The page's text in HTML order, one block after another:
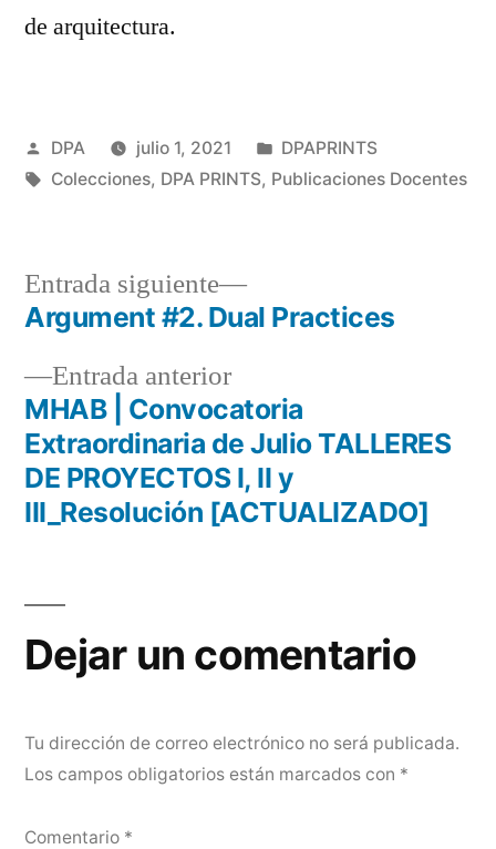
de arquitectura.
Publicado
por
DPA julio 1, 2021
Publicado
en
DPAPRINTS
Etiquetas:
Colecciones, DPA PRINTS, Publicaciones Docentes
Navegación
de
entradas
Entrada anteriorEntrada
anterior:
MHAB | Convocatoria
Extraordinaria de Julio TALLERES
DE PROYECTOS I, II y
III_Resolución [ACTUALIZADO]
Entrada siguiente
Entrada
siguiente:
Argument #2. Dual Practices
Dejar un comentario
Tu dirección de correo electrónico no será publicada.
Los campos obligatorios están marcados con *
Comentario *